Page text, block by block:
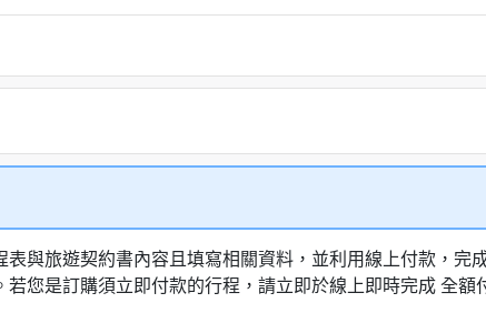
與旅遊契約書內容且填寫相關資料，並利用線上付款，完
您是訂購須立即付款的行程，請立即於線上即時完成 全